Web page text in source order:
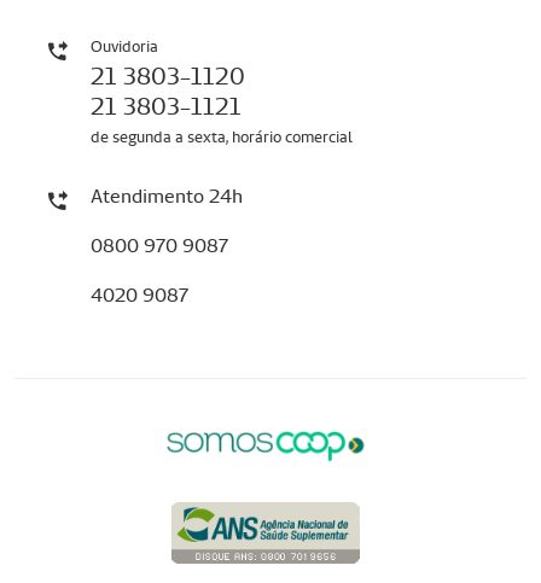
Ouvidoria
21 3803-1120
21 3803-1121
de segunda a sexta, horário comercial
Atendimento 24h
0800 970 9087
4020 9087